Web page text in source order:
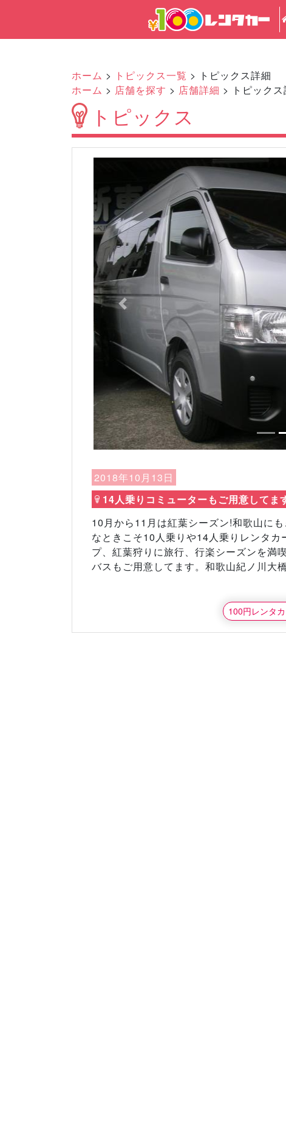
ホーム > トピックス一覧 > トピックス詳細
ホーム > 店舗を探す > 店舗詳細 > トピックス
トピックス
Previous
2018年10月13日
14人乗りコミューターもご用意してま
10月から11月は紅葉シーズン!和歌山に
なときこそ10人乗りや14人乗りレンタ
プ、紅葉狩りに旅行、行楽シーズンを満
バスもご用意してます。和歌山紀ノ川大
100円レンタ